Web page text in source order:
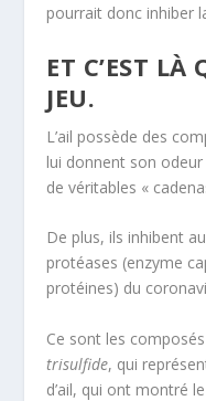
pourrait donc inhiber
ET C’EST LÀ
JEU.
L’ail possède des
lui donnent son
de véritables «
De plus, ils inhibent
protéases (enzyme
protéines) du
Ce sont les
trisulfide, qui
d’ail, qui ont montré